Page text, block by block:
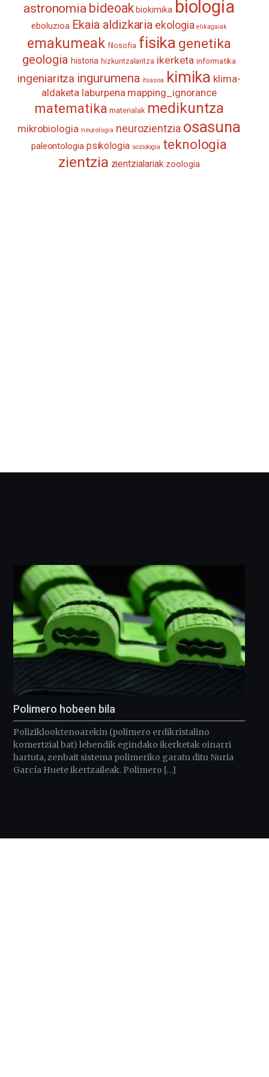
astronomia bideoak biokimika biologia
eboluzioa Ekaia aldizkaria ekologia elikagaiak
emakumeak filosofia fisika genetika
geologia historia hizkuntzalaritza ikerketa informatika
ingeniaritza ingurumena itsasoa kimika klima-
aldaketa laburpena mapping_ignorance
matematika materialak medikuntza
mikrobiologia neurologia neurozientzia osasuna
paleontologia psikologia soziologia teknologia
zientzia zientzialariak zoologia
Polimero hobeen bila
Poliziklooktenoarekin (polimero erdikristalino
komertzial bat) lehendik egindako ikerketak oinarri
hartuta, zenbait sistema polimeriko garatu ditu Nuria
García Huete ikertzaileak. Polimero […]